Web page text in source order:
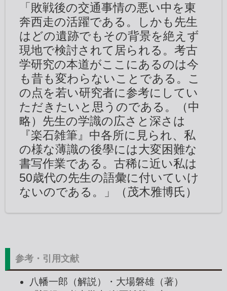
「敗戦後の交通事情の悪い中を東
奔西走の活躍である。しかも先生
はどの遺跡でもその背景を絶えず
現地で検討されて居られる。考古
学研究の本道がここにあるのは今
も昔も変わらないことである。こ
の点を若い研究者に参考にしてい
ただきたいと思うのである。（中
略）先生の学識の広さと深さは
『楽石雑筆』中各所に見られ、私
の様な薄識の後學には大変困難な
書写作業である。古稀に近い私は
50歳代の先生の語彙に付いていけ
ないのである。」（茂木雅博氏）
参考・引用文献
八幡一郎（解説）・大場磐雄（著）